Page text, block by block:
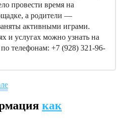
провести время на
а родители —
активными играми.
и услугах можно узнать на
телефонам: +7 (928) 321-96-
как